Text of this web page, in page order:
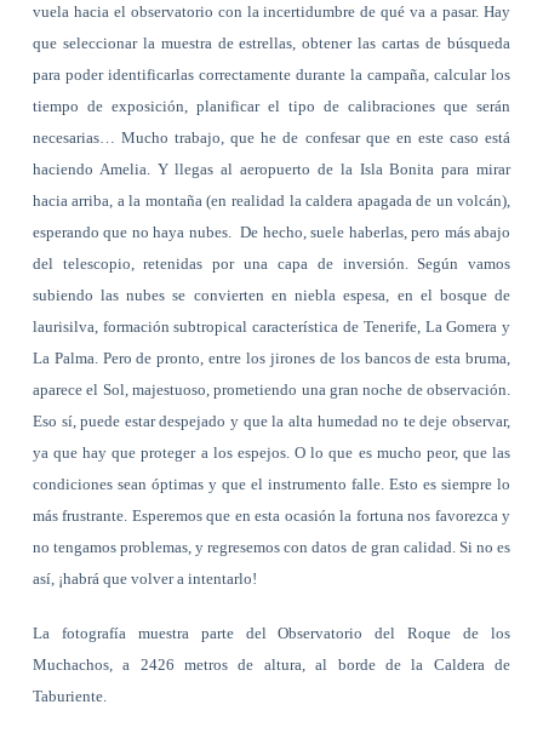
vuela hacia el observatorio con la incertidumbre de qué va a pasar. Hay
que seleccionar la muestra de estrellas, obtener las cartas de búsqueda
para poder identificarlas correctamente durante la campaña, calcular los
tiempo de exposición, planificar el tipo de calibraciones que serán
necesarias… Mucho trabajo, que he de confesar que en este caso está
haciendo Amelia. Y llegas al aeropuerto de la Isla Bonita para mirar
hacia arriba, a la montaña (en realidad la caldera apagada de un volcán),
esperando que no haya nubes. De hecho, suele haberlas, pero más abajo
del telescopio, retenidas por una capa de inversión. Según vamos
subiendo las nubes se convierten en niebla espesa, en el bosque de
laurisilva, formación subtropical característica de Tenerife, La Gomera y
La Palma. Pero de pronto, entre los jirones de los bancos de esta bruma,
aparece el Sol, majestuoso, prometiendo una gran noche de observación.
Eso sí, puede estar despejado y que la alta humedad no te deje observar,
ya que hay que proteger a los espejos. O lo que es mucho peor, que las
condiciones sean óptimas y que el instrumento falle. Esto es siempre lo
más frustrante. Esperemos que en esta ocasión la fortuna nos favorezca y
no tengamos problemas, y regresemos con datos de gran calidad. Si no es
así, ¡habrá que volver a intentarlo!
La fotografía muestra parte del Observatorio del Roque de los
Muchachos, a 2426 metros de altura, al borde de la Caldera de
Taburiente.